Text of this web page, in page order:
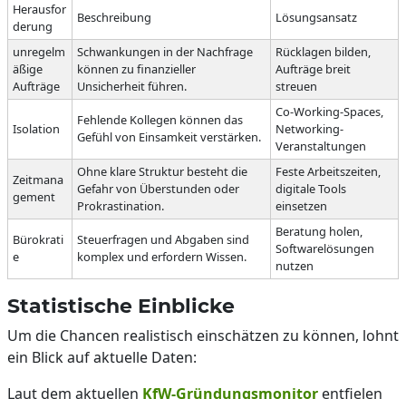
Herausfor
derung
Beschreibung Lösungsansatz
unregelm
äßige
Aufträge
Schwankungen in der Nachfrage
können zu finanzieller
Unsicherheit führen.
Rücklagen bilden,
Aufträge breit
streuen
Isolation
Fehlende Kollegen können das
Gefühl von Einsamkeit verstärken.
Co-Working-Spaces,
Networking-
Veranstaltungen
Zeitmana
gement
Ohne klare Struktur besteht die
Gefahr von Überstunden oder
Prokrastination.
Feste Arbeitszeiten,
digitale Tools
einsetzen
Bürokrati
e
Steuerfragen und Abgaben sind
komplex und erfordern Wissen.
Beratung holen,
Softwarelösungen
nutzen
Statistische Einblicke
Um die Chancen realistisch einschätzen zu können, lohnt
ein Blick auf aktuelle Daten:
Laut dem aktuellen KfW-Gründungsmonitor entfielen